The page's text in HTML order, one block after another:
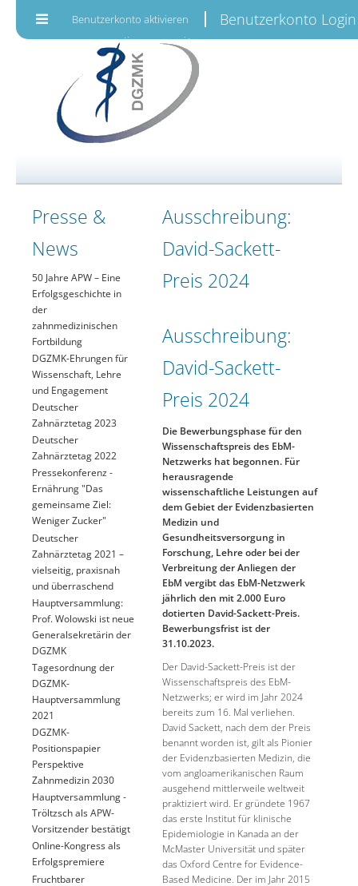
Benutzerkonto aktivieren Benutzerkonto Login
Presse &
News
50 Jahre APW – Eine
Erfolgsgeschichte in
der
zahnmedizinischen
Fortbildung
DGZMK-Ehrungen für
Wissenschaft, Lehre
und Engagement
Deutscher
Zahnärztetag 2023
Deutscher
Zahnärztetag 2022
Pressekonferenz -
Ernährung "Das
gemeinsame Ziel:
Weniger Zucker"
Deutscher
Zahnärztetag 2021 –
vielseitig, praxisnah
und überraschend
Hauptversammlung:
Prof. Wolowski ist neue
Generalsekretärin der
DGZMK
Tagesordnung der
DGZMK-
Hauptversammlung
2021
DGZMK-
Positionspapier
Perspektive
Zahnmedizin 2030
Hauptversammlung -
Tröltzsch als APW-
Vorsitzender bestätigt
Online-Kongress als
Erfolgspremiere
Fruchtbarer
Ausschreibung:
David-Sackett-
Preis 2024
Ausschreibung:
David-Sackett-
Preis 2024
Die Bewerbungsphase für den
Wissenschaftspreis des EbM-
Netzwerks hat begonnen. Für
herausragende
wissenschaftliche Leistungen auf
dem Gebiet der Evidenzbasierten
Medizin und
Gesundheitsversorgung in
Forschung, Lehre oder bei der
Verbreitung der Anliegen der
EbM vergibt das EbM-Netzwerk
jährlich den mit 2.000 Euro
dotierten David-Sackett-Preis.
Bewerbungsfrist ist der
31.10.2023.
Der David-Sackett-Preis ist der
Wissenschaftspreis des EbM-
Netzwerks; er wird im Jahr 2024
bereits zum 16. Mal verliehen.
David Sackett, nach dem der Preis
benannt worden ist, gilt als Pionier
der Evidenzbasierten Medizin, die
vom angloamerikanischen Raum
ausgehend mittlerweile weltweit
praktiziert wird. Er gründete 1967
das erste Institut für klinische
Epidemiologie in Kanada an der
McMaster Universität und später
das Oxford Centre for Evidence-
Based Medicine. Der im Jahr 2015